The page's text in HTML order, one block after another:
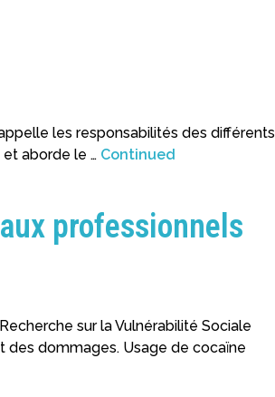
les responsabilités des différents
aborde le … Continued
professionnels
sur la Vulnérabilité Sociale
des dommages. Usage de cocaïne